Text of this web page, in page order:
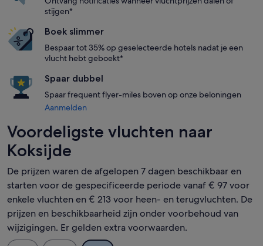
stijgen*
Boek slimmer
Bespaar tot 35% op geselecteerde hotels nadat je een
vlucht hebt geboekt*
Spaar dubbel
Spaar frequent flyer-miles boven op onze beloningen
Aanmelden
Voordeligste vluchten naar
Koksijde
De prijzen waren de afgelopen 7 dagen beschikbaar en
starten voor de gespecificeerde periode vanaf € 97 voor
enkele vluchten en € 213 voor heen- en terugvluchten. De
prijzen en beschikbaarheid zijn onder voorbehoud van
wijzigingen. Er gelden extra voorwaarden.